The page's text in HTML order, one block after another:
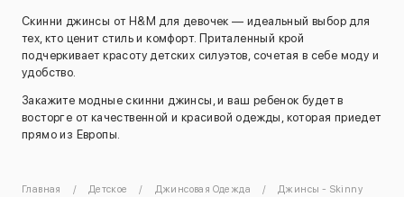
Скинни джинсы от H&M для девочек — идеальный выбор для
тех, кто ценит стиль и комфорт. Приталенный крой
подчеркивает красоту детских силуэтов, сочетая в себе моду и
удобство.
Закажите модные скинни джинсы, и ваш ребенок будет в
восторге от качественной и красивой одежды, которая приедет
прямо из Европы.
Главная Детское Джинсовая Одежда Джинсы - Skinny